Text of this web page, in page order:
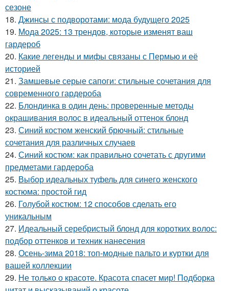
сезоне
18. Джинсы с подворотами: мода будущего 2025
19. Мода 2025: 13 трендов, которые изменят ваш
гардероб
20. Какие легенды и мифы связаны с Пермью и её
историей
21. Замшевые серые сапоги: стильные сочетания для
современного гардероба
22. Блондинка в один день: проверенные методы
окрашивания волос в идеальный оттенок блонд
23. Синий костюм женский брючный: стильные
сочетания для различных случаев
24. Синий костюм: как правильно сочетать с другими
предметами гардероба
25. Выбор идеальных туфель для синего женского
костюма: простой гид
26. Голубой костюм: 12 способов сделать его
уникальным
27. Идеальный серебристый блонд для коротких волос:
подбор оттенков и техник нанесения
28. Осень-зима 2018: топ-модные пальто и куртки для
вашей коллекции
29. Не только о красоте. Красота спасет мир! Подборка